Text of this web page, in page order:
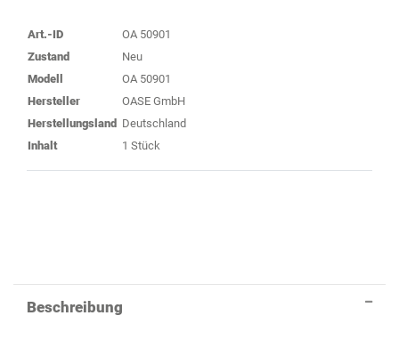
Art.-ID
OA 50901
Zustand
Neu
Modell
OA 50901
Hersteller
OASE GmbH
Herstellungsland Deutschland
Inhalt
1 Stück
Beschreibung